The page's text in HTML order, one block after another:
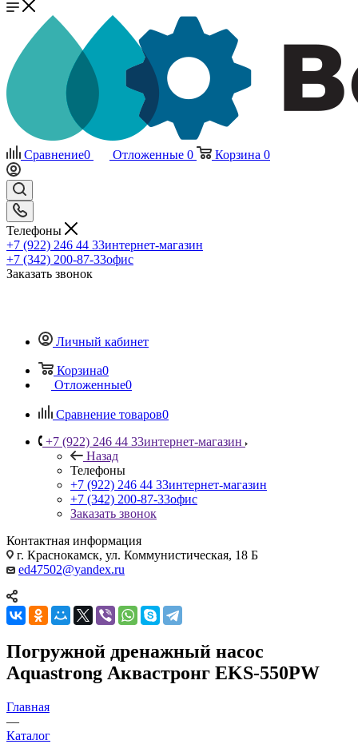
Сравнение0 Отложенные 0 Корзина 0
Телефоны
+7 (922) 246 44 33интернет-магазин
+7 (342) 200-87-33офис
Заказать звонок
Личный кабинет
Корзина0
Отложенные0
Сравнение товаров0
+7 (922) 246 44 33интернет-магазин
Назад
Телефоны
+7 (922) 246 44 33интернет-магазин
+7 (342) 200-87-33офис
Заказать звонок
Контактная информация
г. Краснокамск, ул. Коммунистическая, 18 Б
ed47502@yandex.ru
Погружной дренажный насос
Aquastrong Аквастронг EKS-550PW
Главная
—
Каталог